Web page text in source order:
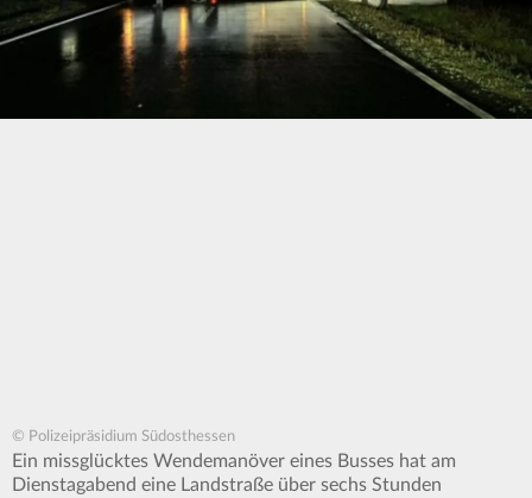
© Polizeipräsidium Südosthessen
Ein missglücktes Wendemanöver eines Busses hat am
Dienstagabend eine Landstraße über sechs Stunden